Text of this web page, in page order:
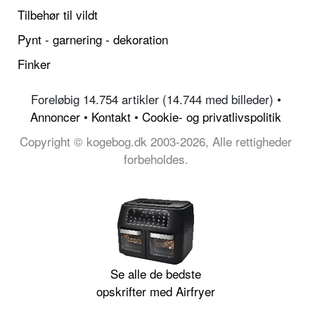
Tilbehør til vildt
Pynt - garnering - dekoration
Finker
Foreløbig 14.754 artikler (14.744 med billeder) •
Annoncer • Kontakt • Cookie- og privatlivspolitik
Copyright © kogebog.dk 2003-2026, Alle rettigheder
forbeholdes.
Se alle de bedste
opskrifter med Airfryer